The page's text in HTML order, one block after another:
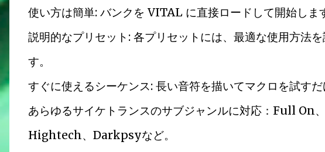
使い方は簡単: バンクを VITAL に直接ロードして開始しま
説明的なプリセット: 各プリセットには、最適な使用方法
す。
すぐに使えるシーケンス: 長い音符を描いてマクロを試すだ
あらゆるサイケトランスのサブジャンルに対応：Full On
Hightech、Darkpsyなど。